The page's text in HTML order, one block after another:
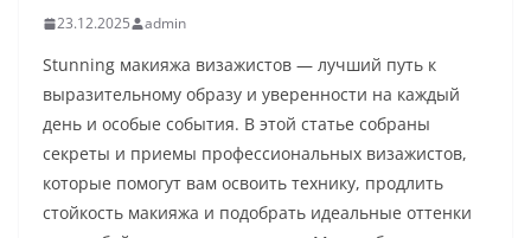
23.12.2025 admin
Stunning макияжа визажистов — лучший путь к
выразительному образу и уверенности на каждый
день и особые события. В этой статье собраны
секреты и приемы профессиональных визажистов,
которые помогут вам освоить технику, продлить
стойкость макияжа и подобрать идеальные оттенки